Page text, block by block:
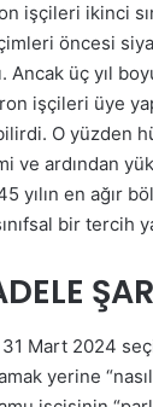
işçileri ikinci
öncesi
Ancak üç yıl
işçileri üye
O yüzden
ve ardından
en ağır
bir tercih
Mart 2024
yerine